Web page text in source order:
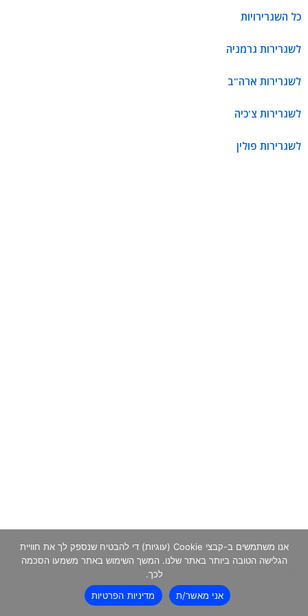
כל השגרירויות
לשגרירות גרמניה
לשגרירות ארה"ב
לשגרירות צ'כיה
לשגרירות פולין
אנו משתמשים ב-קבצי Cookie (עוגיות) די להבטיח שנספק לך את חוויית
הגלישה הטובה ביותר באתר שלנו. המשך השימוש באתר משמעו הסכמה
לכך.
אני מאשר/ת
מדיניות הפרטיות